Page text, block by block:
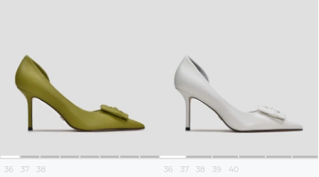
36 37 38 36 37 38 39 40